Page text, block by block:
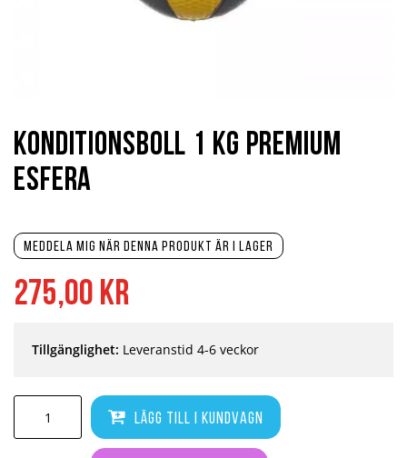
275,00 kr
Meddela mig när denna produkt är i lager
Lägg till i kundvagn
Tillgänglighet: Leveranstid 4-6 veckor
Konditionsboll 1 kg Premium
Esfera
början
av
bildgalleriet